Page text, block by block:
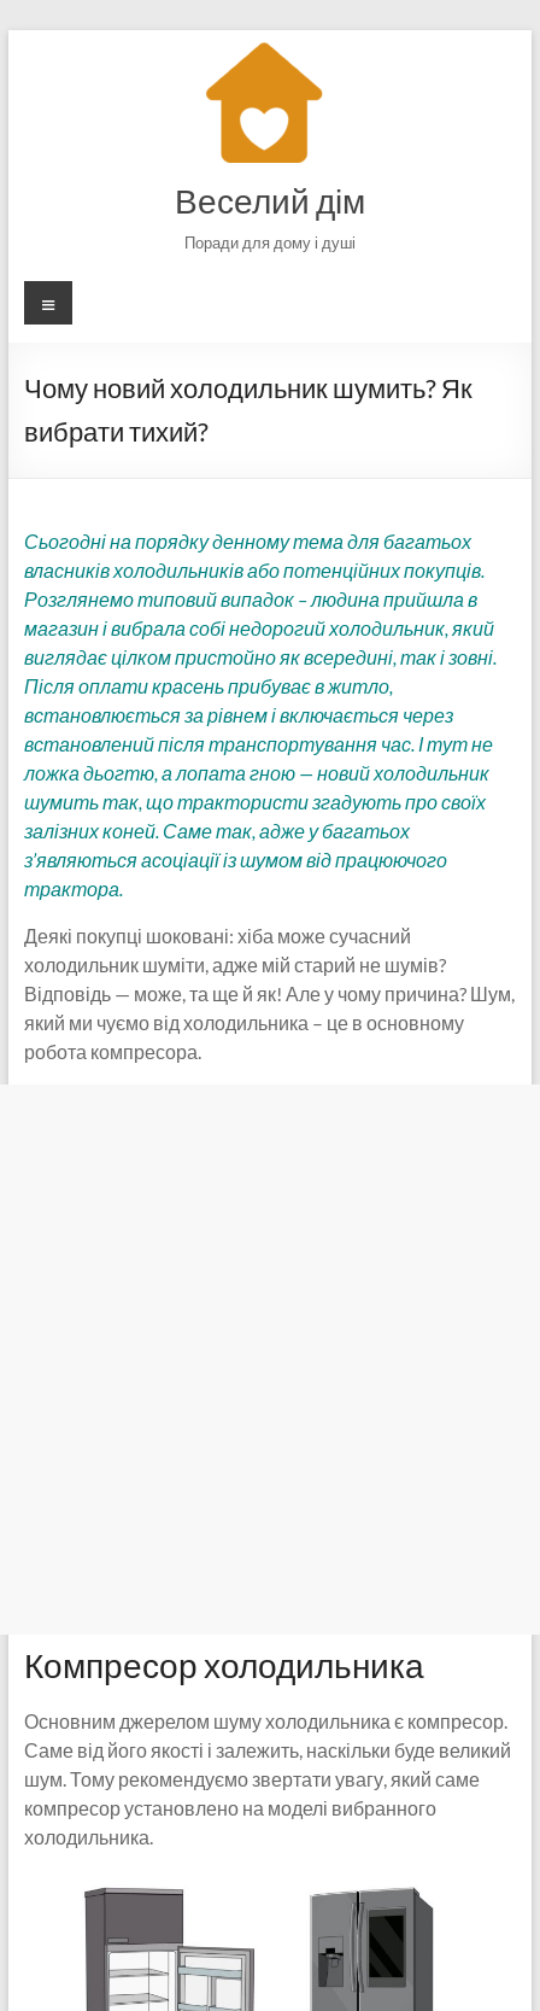
Веселий дім
Поради для дому і душі
Меню
Чому новий холодильник шумить? Як
вибрати тихий?
Сьогодні на порядку денному тема для багатьох
власників холодильників або потенційних покупців.
Розглянемо типовий випадок – людина прийшла в
магазин і вибрала собі недорогий холодильник, який
виглядає цілком пристойно як всередині, так і зовні.
Після оплати красень прибуває в житло,
встановлюється за рівнем і включається через
встановлений після транспортування час. І тут не
ложка дьогтю, а лопата гною — новий холодильник
шумить так, що трактористи згадують про своїх
залізних коней. Саме так, адже у багатьох
з’являються асоціації із шумом від працюючого
трактора.
Деякі покупці шоковані: хіба може сучасний
холодильник шуміти, адже мій старий не шумів?
Відповідь — може, та ще й як! Але у чому причина? Шум,
який ми чуємо від холодильника – це в основному
робота компресора.
Компресор холодильника
Основним джерелом шуму холодильника є компресор.
Саме від його якості і залежить, наскільки буде великий
шум. Тому рекомендуємо звертати увагу, який саме
компресор установлено на моделі вибранного
холодильника.